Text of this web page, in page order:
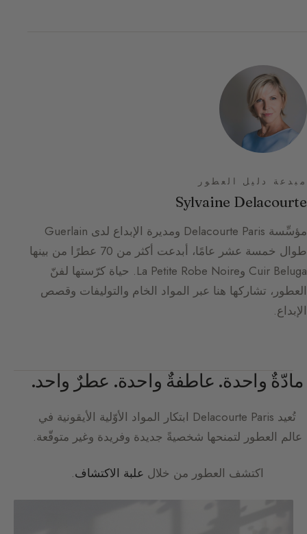
مبدعة دليل العطور
Sylvaine Delacourte
مؤسِّسة Delacourte Paris ومديرة الإبداع لدى Guerlain
طوال خمسة عشر عامًا، أبدعت أكثر من 70 عطرًا من بينها
Cuir Beluga وLa Petite Robe Noire. حياة كرّستها لفنّ
العطور، تشاركها هنا عبر المواد الخام والتوليفات وقصص
الإبداع.
مادّةٌ واحدة. عاطفةٌ واحدة. عطرٌ واحد.
تُعيد Delacourte Paris ابتكار المواد الأوّلية الأيقونية في
عالم العطور لتمنحها شخصيةً جديدة وفريدة وغير متوقّعة.
اكتشف العطور من خلال علبة الاكتشاف.